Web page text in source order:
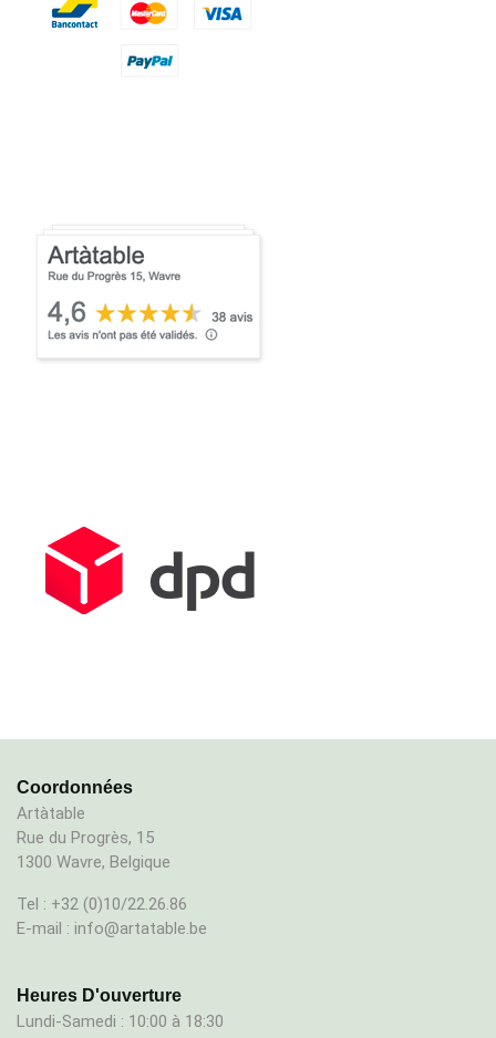
Coordonnées
Artàtable
Rue du Progrès, 15
1300 Wavre, Belgique
Tel : +32 (0)10/22.26.86
E-mail : info@artatable.be
Heures D'ouverture
Lundi-Samedi : 10:00 à 18:30